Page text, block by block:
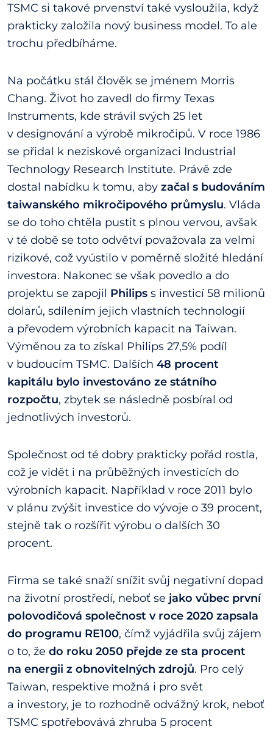
TSMC si takové prvenství také vysloužila, když
prakticky založila nový business model. To ale
trochu předbíháme.
Na počátku stál člověk se jménem Morris
Chang. Život ho zavedl do firmy Texas
Instruments, kde strávil svých 25 let
v designování a výrobě mikročipů. V roce 1986
se přidal k neziskové organizaci Industrial
Technology Research Institute. Právě zde
dostal nabídku k tomu, aby začal s budováním
taiwanského mikročipového průmyslu. Vláda
se do toho chtěla pustit s plnou vervou, avšak
v té době se toto odvětví považovala za velmi
rizikové, což vyústilo v poměrně složité hledání
investora. Nakonec se však povedlo a do
projektu se zapojil Philips s investicí 58 milionů
dolarů, sdílením jejich vlastních technologií
a převodem výrobních kapacit na Taiwan.
Výměnou za to získal Philips 27,5% podíl
v budoucím TSMC. Dalších 48 procent
kapitálu bylo investováno ze státního
rozpočtu, zbytek se následně posbíral od
jednotlivých investorů.
Společnost od té dobry prakticky pořád rostla,
což je vidět i na průběžných investicích do
výrobních kapacit. Například v roce 2011 bylo
v plánu zvýšit investice do vývoje o 39 procent,
stejně tak o rozšířit výrobu o dalších 30
procent.
Firma se také snaží snížit svůj negativní dopad
na životní prostředí, neboť se jako vůbec první
polovodičová společnost v roce 2020 zapsala
do programu RE100, čímž vyjádřila svůj zájem
o to, že do roku 2050 přejde ze sta procent
na energii z obnovitelných zdrojů. Pro celý
Taiwan, respektive možná i pro svět
a investory, je to rozhodně odvážný krok, neboť
TSMC spotřebovává zhruba 5 procent